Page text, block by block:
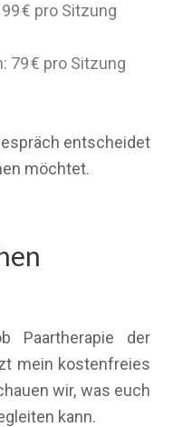
€ pro Sitzung
79 € pro Sitzung
entscheidet
möchtet.
Paartherapie der
mein kostenfreies
wir, was euch
kann.